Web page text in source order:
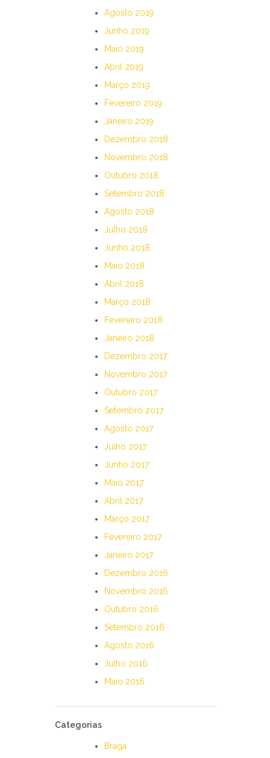
Agosto 2019
Junho 2019
Maio 2019
Abril 2019
Março 2019
Fevereiro 2019
Janeiro 2019
Dezembro 2018
Novembro 2018
Outubro 2018
Setembro 2018
Agosto 2018
Julho 2018
Junho 2018
Maio 2018
Abril 2018
Março 2018
Fevereiro 2018
Janeiro 2018
Dezembro 2017
Novembro 2017
Outubro 2017
Setembro 2017
Agosto 2017
Julho 2017
Junho 2017
Maio 2017
Abril 2017
Março 2017
Fevereiro 2017
Janeiro 2017
Dezembro 2016
Novembro 2016
Outubro 2016
Setembro 2016
Agosto 2016
Julho 2016
Maio 2016
Categorias
Braga